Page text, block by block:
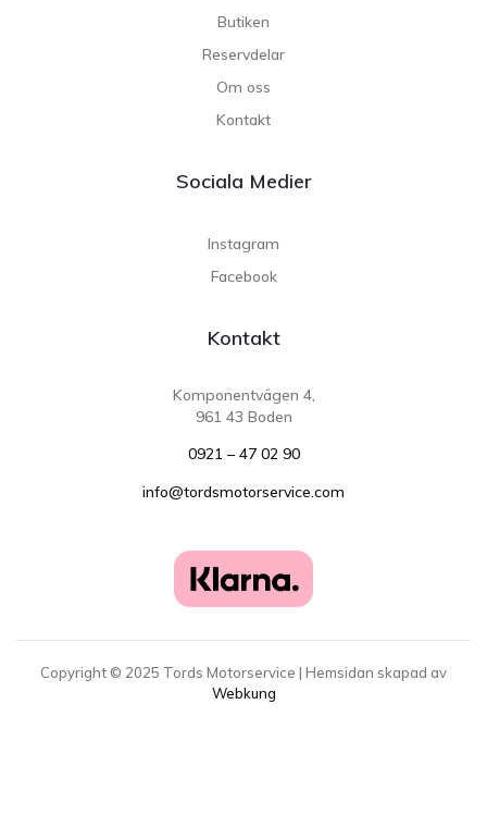
Butiken
Reservdelar
Om oss
Kontakt
Sociala Medier
Instagram
Facebook
Kontakt
Komponentvägen 4,
961 43 Boden
0921 – 47 02 90
info@tordsmotorservice.com
Copyright © 2025 Tords Motorservice | Hemsidan skapad av
Webkung